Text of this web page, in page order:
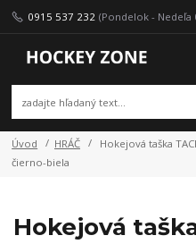
0915 537 232 (Pondelok - Nedeľa
Úvod HRÁČ
Hokejová taška
čierno-biela
Hokejová